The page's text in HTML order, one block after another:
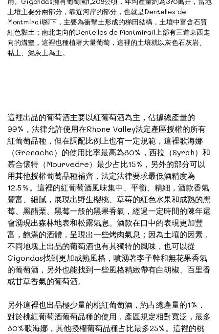
土壤主要分兩部分，靠近河岸的部分，也就是Dentelles de
Montmirail腳下，主要為衝擊土形成的梯田結構，土壤中富含石質
紅色黏土；南北走向的Dentelles de Montmirail上部有三道東西走
向的溝壑，這裡也種植著大量葡萄，這裡的土壤就以灰色石灰岩、
黏土、泥灰土為主。
這裡出品的葡萄酒主要以紅葡萄酒為主，佔據總產量的
99%，法律允許使用在Rhone Valley法定產區授權的所有
紅葡萄品種，但在調配比例上也有一定規範，這裡歌海娜
（Grenache）的使用比率最高為80%，西拉（Syrah）和
慕合懷特（Mourvedre）最少占比15%，另外的部分可以
用其他授權葡萄品種補齊，法定法律要求最低酒精度為
12.5％。這裡的紅葡萄酒風味集中、平衡、精細，酒款香氣
豐富、細膩，展現出野生櫻桃、草莓的紅色水果和成熟的黑
莓、黑醋栗、黑莓一般的黑果香氣，經過一定時間的陳年還
會湧現出森林地表和松露氣息。酒款在口中的表現更加豐
富，飽滿的酒體，呈現出一些烤肉氣息；因為土壤的因素，
不同地塊上出品的葡萄酒也有其獨特的風味，也可以從
Gigondas找到更加成熟風格，噴湧著李子幹和無花果香氣
的葡萄酒，另外也能找到一些風格精緻帶有白胡椒、百里香
或甘草香氣的葡萄酒。
另外這裡也出品極少量的桃紅葡萄酒，約占總產量的1%，
對於桃紅葡萄酒葡萄品種的使用，產區規定相對寬泛，最多
80%歌海娜，其他授權葡萄品種占比最多25%。這裡的桃